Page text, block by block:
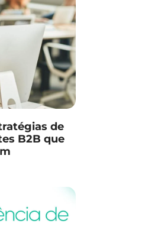
de
B2B que